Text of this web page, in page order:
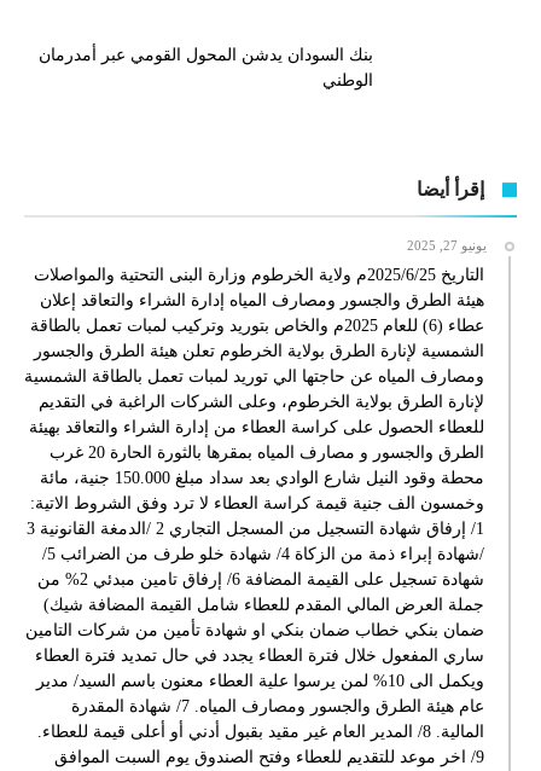
بنك السودان يدشن المحول القومي عبر أمدرمان
الوطني
إقرأ أيضا
يونيو 27, 2025
التاريخ 2025/6/25م ولاية الخرطوم وزارة البنى التحتية والمواصلات
هيئة الطرق والجسور ومصارف المياه إدارة الشراء والتعاقد إعلان
عطاء (6) للعام 2025م والخاص بتوريد وتركيب لمبات تعمل بالطاقة
الشمسية لإنارة الطرق بولاية الخرطوم تعلن هيئة الطرق والجسور
ومصارف المياه عن حاجتها الي توريد لمبات تعمل بالطاقة الشمسية
لإنارة الطرق بولاية الخرطوم، وعلى الشركات الراغبة في التقديم
للعطاء الحصول على كراسة العطاء من إدارة الشراء والتعاقد بهيئة
الطرق والجسور و مصارف المياه بمقرها بالثورة الحارة 20 غرب
محطة وقود النيل شارع الوادي بعد سداد مبلغ 150.000 جنية، مائة
وخمسون الف جنية قيمة كراسة العطاء لا ترد وفق الشروط الاتية:
1/ إرفاق شهادة التسجيل من المسجل التجاري 2 /الدمغة القانونية 3
/شهادة إبراء ذمة من الزكاة 4/ شهادة خلو طرف من الضرائب 5/
شهادة تسجيل على القيمة المضافة 6/ إرفاق تامين مبدئي 2% من
جملة العرض المالي المقدم للعطاء شامل القيمة المضافة شيك)
ضمان بنكي خطاب ضمان بنكي او شهادة تأمين من شركات التامين
ساري المفعول خلال فترة العطاء يجدد في حال تمديد فترة العطاء
ويكمل الى 10% لمن يرسوا علية العطاء معنون باسم السيد/ مدير
عام هيئة الطرق والجسور ومصارف المياه. 7/ شهادة المقدرة
المالية. 8/ المدير العام غير مقيد بقبول أدني أو أعلى قيمة للعطاء.
9/ اخر موعد للتقديم للعطاء وفتح الصندوق يوم السبت الموافق